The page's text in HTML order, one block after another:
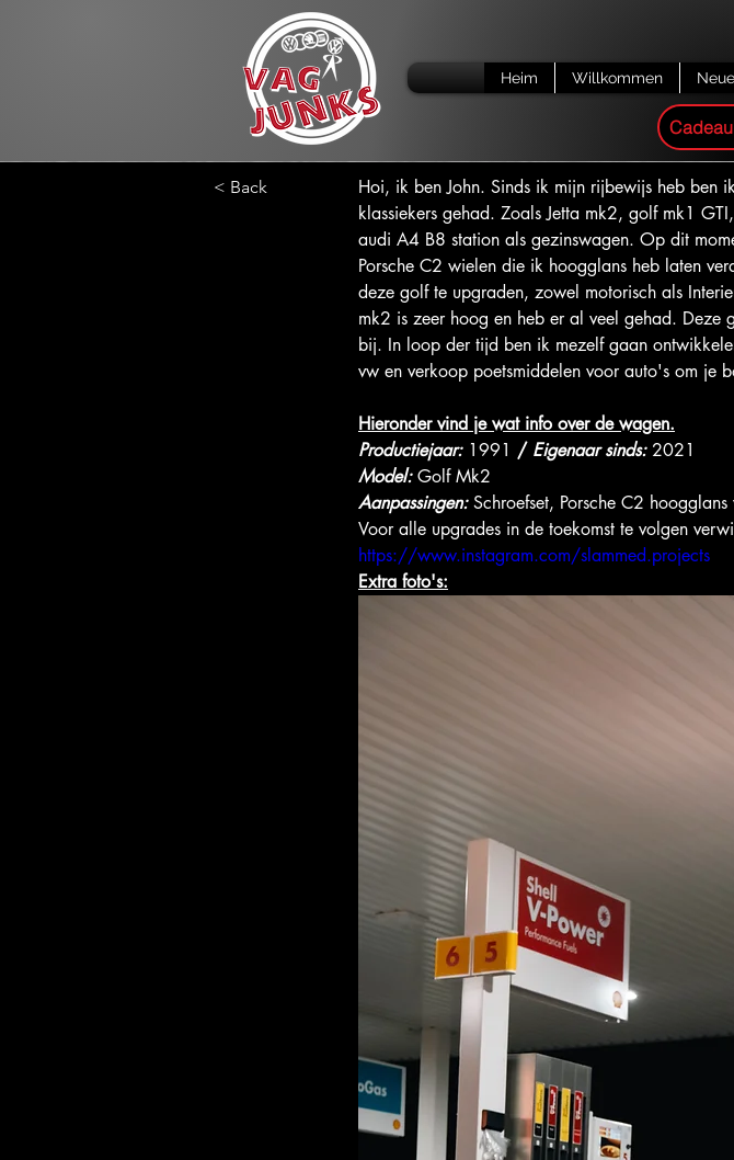
Heim Willkommen
< Back
Hoi, ik ben John. Sinds ik mijn rijbewijs heb ben
klassiekers gehad. Zoals Jetta mk2, golf mk1
audi A4 B8 station als gezinswagen. Op dit
Porsche C2 wielen die ik hoogglans heb laten
deze golf te upgraden, zowel motorisch als
mk2 is zeer hoog en heb er al veel gehad. Deze
bij. In loop der tijd ben ik mezelf gaan
vw en verkoop poetsmiddelen voor auto's om je
Hieronder vind je wat info over de wagen.
Productiejaar: 1991 / Eigenaar sinds: 2021
Model: Golf Mk2
Aanpassingen: Schroefset, Porsche C2
Voor alle upgrades in de toekomst te volgen
https://www.instagram.com/slammed.projects
Extra foto's: